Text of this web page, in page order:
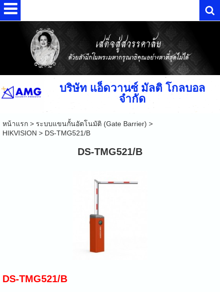
บริษัท แอ็ดวานซ์ มัลติ โกลบอล
จำกัด
หน้าแรก> ระบบแขนกั้นอัตโนมัติ (Gate Barrier) >
HIKVISION > DS-TMG521/B
DS-TMG521/B
DS-TMG521/B